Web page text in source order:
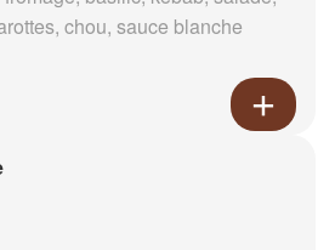
chou, sauce blanche